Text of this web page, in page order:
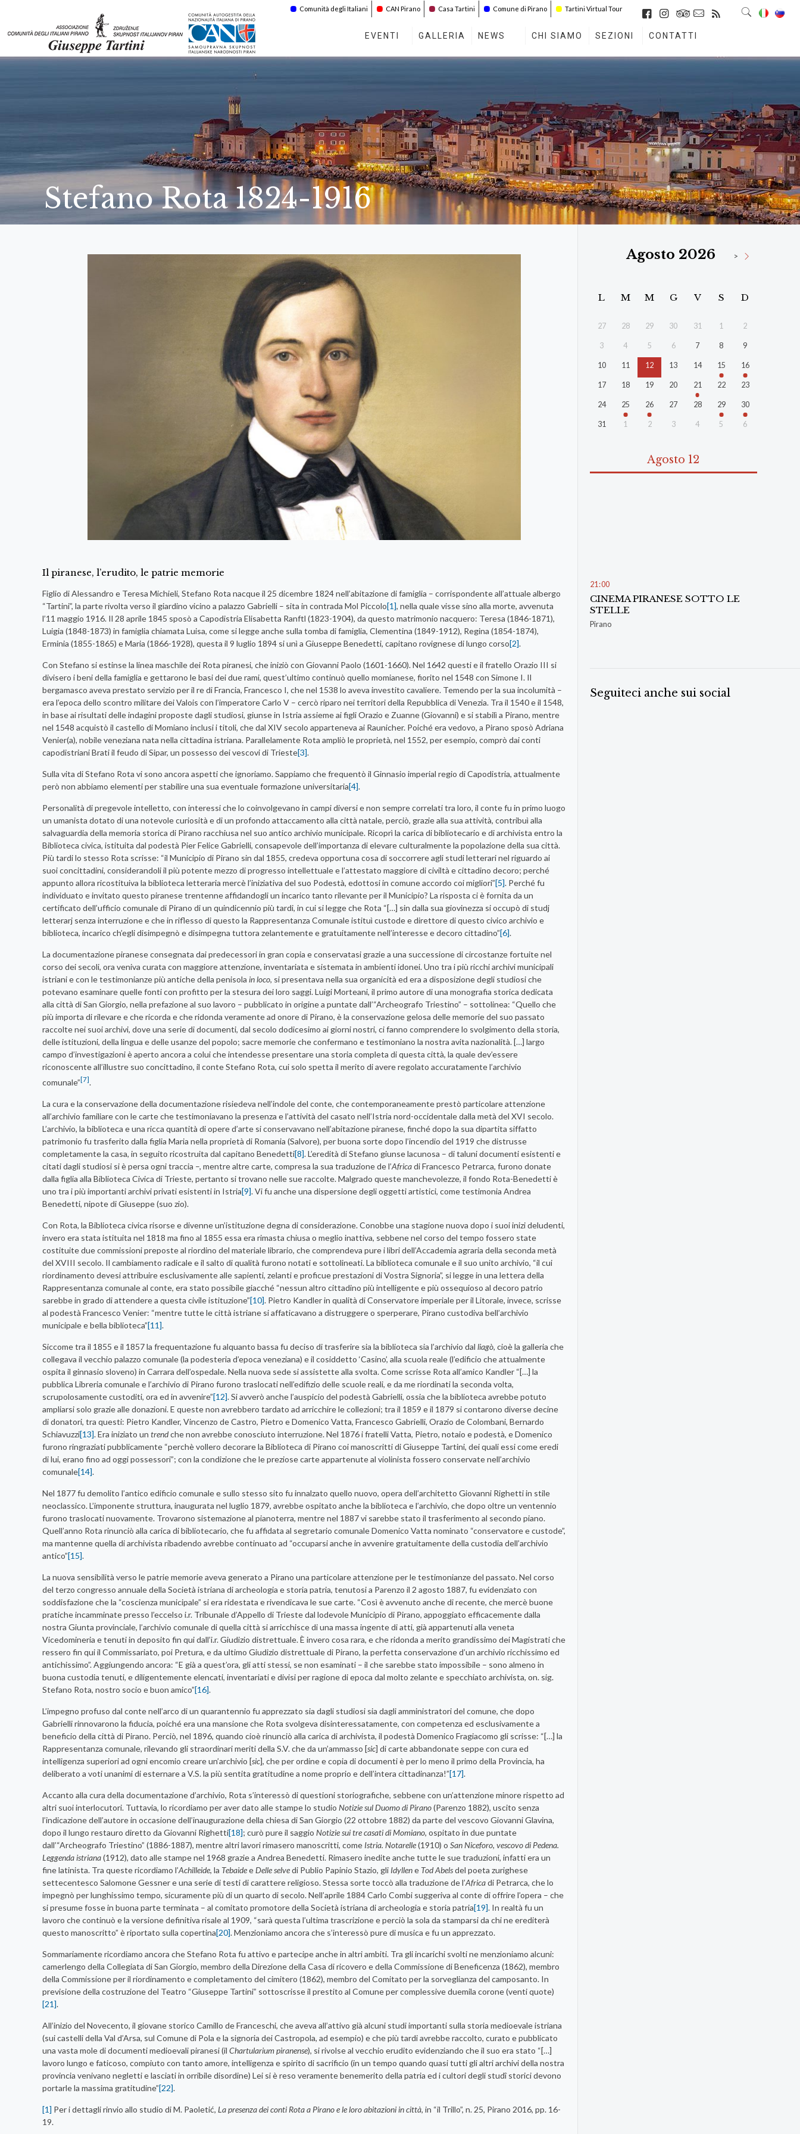
Comunità degli Italiani CAN Pirano Casa Tartini Comune di Pirano Tartini Virtual Tour
EVENTI GALLERIA NEWS CHI SIAMO SEZIONI CONTATTI
Stefano Rota 1824-1916
Il piranese, l’erudito, le patrie memorie
Figlio di Alessandro e Teresa Michieli, Stefano Rota nacque il 25 dicembre 1824 nell’abitazione di famiglia – corrispondente all’attuale albergo
“Tartini”, la parte rivolta verso il giardino vicino a palazzo Gabrielli – sita in contrada Mol Piccolo[1], nella quale visse sino alla morte, avvenuta
l’11 maggio 1916. Il 28 aprile 1845 sposò a Capodistria Elisabetta Ranftl (1823-1904), da questo matrimonio nacquero: Teresa (1846-1871),
Luigia (1848-1873) in famiglia chiamata Luisa, come si legge anche sulla tomba di famiglia, Clementina (1849-1912), Regina (1854-1874),
Erminia (1855-1865) e Maria (1866-1928), questa il 9 luglio 1894 si unì a Giuseppe Benedetti, capitano rovignese di lungo corso[2].
Con Stefano si estinse la linea maschile dei Rota piranesi, che iniziò con Giovanni Paolo (1601-1660). Nel 1642 questi e il fratello Orazio III si
divisero i beni della famiglia e gettarono le basi dei due rami, quest’ultimo continuò quello momianese, fiorito nel 1548 con Simone I. Il
bergamasco aveva prestato servizio per il re di Francia, Francesco I, che nel 1538 lo aveva investito cavaliere. Temendo per la sua incolumità –
era l’epoca dello scontro militare dei Valois con l’imperatore Carlo V – cercò riparo nei territori della Repubblica di Venezia. Tra il 1540 e il 1548,
in base ai risultati delle indagini proposte dagli studiosi, giunse in Istria assieme ai figli Orazio e Zuanne (Giovanni) e si stabilì a Pirano, mentre
nel 1548 acquistò il castello di Momiano inclusi i titoli, che dal XIV secolo apparteneva ai Raunicher. Poiché era vedovo, a Pirano sposò Adriana
Venier(a), nobile veneziana nata nella cittadina istriana. Parallelamente Rota ampliò le proprietà, nel 1552, per esempio, comprò dai conti
capodistriani Brati il feudo di Sipar, un possesso dei vescovi di Trieste[3].
Sulla vita di Stefano Rota vi sono ancora aspetti che ignoriamo. Sappiamo che frequentò il Ginnasio imperial regio di Capodistria, attualmente
però non abbiamo elementi per stabilire una sua eventuale formazione universitaria[4].
Personalità di pregevole intelletto, con interessi che lo coinvolgevano in campi diversi e non sempre correlati tra loro, il conte fu in primo luogo
un umanista dotato di una notevole curiosità e di un profondo attaccamento alla città natale, perciò, grazie alla sua attività, contribuì alla
salvaguardia della memoria storica di Pirano racchiusa nel suo antico archivio municipale. Ricoprì la carica di bibliotecario e di archivista entro la
Biblioteca civica, istituita dal podestà Pier Felice Gabrielli, consapevole dell’importanza di elevare culturalmente la popolazione della sua città.
Più tardi lo stesso Rota scrisse: “il Municipio di Pirano sin dal 1855, credeva opportuna cosa di soccorrere agli studi letterari nel riguardo ai
suoi concittadini, considerandoli il più potente mezzo di progresso intellettuale e l’attestato maggiore di civiltà e cittadino decoro; perché
appunto allora ricostituiva la biblioteca letteraria mercè l’iniziativa del suo Podestà, edottosi in comune accordo coi migliori”[5]. Perché fu
individuato e invitato questo piranese trentenne affidandogli un incarico tanto rilevante per il Municipio? La risposta ci è fornita da un
certificato dell’ufficio comunale di Pirano di un quindicennio più tardi, in cui si legge che Rota “[…] sin dalla sua giovinezza si occupò di studj
letterarj senza interruzione e che in riflesso di questo la Rappresentanza Comunale istituì custode e direttore di questo civico archivio e
biblioteca, incarico ch’egli disimpegnò e disimpegna tuttora zelantemente e gratuitamente nell’interesse e decoro cittadino”[6].
La documentazione piranese consegnata dai predecessori in gran copia e conservatasi grazie a una successione di circostanze fortuite nel
corso dei secoli, ora veniva curata con maggiore attenzione, inventariata e sistemata in ambienti idonei. Uno tra i più ricchi archivi municipali
istriani e con le testimonianze più antiche della penisola in loco, si presentava nella sua organicità ed era a disposizione degli studiosi che
potevano esaminare quelle fonti con profitto per la stesura dei loro saggi. Luigi Morteani, il primo autore di una monografia storica dedicata
alla città di San Giorgio, nella prefazione al suo lavoro – pubblicato in origine a puntate dall’“Archeografo Triestino” – sottolinea: “Quello che
più importa di rilevare e che ricorda e che ridonda veramente ad onore di Pirano, è la conservazione gelosa delle memorie del suo passato
raccolte nei suoi archivi, dove una serie di documenti, dal secolo dodicesimo ai giorni nostri, ci fanno comprendere lo svolgimento della storia,
delle istituzioni, della lingua e delle usanze del popolo; sacre memorie che confermano e testimoniano la nostra avita nazionalità. […] largo
campo d’investigazioni è aperto ancora a colui che intendesse presentare una storia completa di questa città, la quale dev’essere
riconoscente all’illustre suo concittadino, il conte Stefano Rota, cui solo spetta il merito di avere regolato accuratamente l’archivio
comunale”[7].
La cura e la conservazione della documentazione risiedeva nell’indole del conte, che contemporaneamente prestò particolare attenzione
all’archivio familiare con le carte che testimoniavano la presenza e l’attività del casato nell’Istria nord-occidentale dalla metà del XVI secolo.
L’archivio, la biblioteca e una ricca quantità di opere d’arte si conservavano nell’abitazione piranese, finché dopo la sua dipartita siffatto
patrimonio fu trasferito dalla figlia Maria nella proprietà di Romania (Salvore), per buona sorte dopo l’incendio del 1919 che distrusse
completamente la casa, in seguito ricostruita dal capitano Benedetti[8]. L’eredità di Stefano giunse lacunosa – di taluni documenti esistenti e
citati dagli studiosi si è persa ogni traccia –, mentre altre carte, compresa la sua traduzione de l’Africadi Francesco Petrarca, furono donate
dalla figlia alla Biblioteca Civica di Trieste, pertanto si trovano nelle sue raccolte. Malgrado queste manchevolezze, il fondo Rota-Benedetti è
uno tra i più importanti archivi privati esistenti in Istria[9]. Vi fu anche una dispersione degli oggetti artistici, come testimonia Andrea
Benedetti, nipote di Giuseppe (suo zio).
Con Rota, la Biblioteca civica risorse e divenne un’istituzione degna di considerazione. Conobbe una stagione nuova dopo i suoi inizi deludenti,
invero era stata istituita nel 1818 ma fino al 1855 essa era rimasta chiusa o meglio inattiva, sebbene nel corso del tempo fossero state
costituite due commissioni preposte al riordino del materiale librario, che comprendeva pure i libri dell’Accademia agraria della seconda metà
del XVIII secolo. Il cambiamento radicale e il salto di qualità furono notati e sottolineati. La biblioteca comunale e il suo unito archivio, “il cui
riordinamento devesi attribuire esclusivamente alle sapienti, zelanti e proficue prestazioni di Vostra Signoria”, si legge in una lettera della
Rappresentanza comunale al conte, era stato possibile giacché “nessun altro cittadino più intelligente e più ossequioso al decoro patrio
sarebbe in grado di attendere a questa civile istituzione”[10]. Pietro Kandler in qualità di Conservatore imperiale per il Litorale, invece, scrisse
al podestà Francesco Venier: “mentre tutte le città istriane si affaticavano a distruggere o sperperare, Pirano custodiva bell’archivio
municipale e bella biblioteca”[11].
Siccome tra il 1855 e il 1857 la frequentazione fu alquanto bassa fu deciso di trasferire sia la biblioteca sia l’archivio dal liagò, cioè la galleria che
collegava il vecchio palazzo comunale (la podesteria d’epoca veneziana) e il cosiddetto ‘Casino’, alla scuola reale (l’edificio che attualmente
ospita il ginnasio sloveno) in Carrara dell’ospedale. Nella nuova sede si assistette alla svolta. Come scrisse Rota all’amico Kandler “[…] la
pubblica Libreria comunale e l’archivio di Pirano furono traslocati nell’edifizio delle scuole reali, e da me riordinati la seconda volta,
scrupolosamente custoditi, ora ed in avvenire”[12]. Si avverò anche l’auspicio del podestà Gabrielli, ossia che la biblioteca avrebbe potuto
ampliarsi solo grazie alle donazioni. E queste non avrebbero tardato ad arricchire le collezioni; tra il 1859 e il 1879 si contarono diverse decine
di donatori, tra questi: Pietro Kandler, Vincenzo de Castro, Pietro e Domenico Vatta, Francesco Gabrielli, Orazio de Colombani, Bernardo
Schiavuzzi[13]. Era iniziato un trendche non avrebbe conosciuto interruzione. Nel 1876 i fratelli Vatta, Pietro, notaio e podestà, e Domenico
furono ringraziati pubblicamente “perchè vollero decorare la Biblioteca di Pirano coi manoscritti di Giuseppe Tartini, dei quali essi come eredi
di lui, erano fino ad oggi possessori”; con la condizione che le preziose carte appartenute al violinista fossero conservate nell’archivio
comunale[14].
Nel 1877 fu demolito l’antico edificio comunale e sullo stesso sito fu innalzato quello nuovo, opera dell’architetto Giovanni Righetti in stile
neoclassico. L’imponente struttura, inaugurata nel luglio 1879, avrebbe ospitato anche la biblioteca e l’archivio, che dopo oltre un ventennio
furono traslocati nuovamente. Trovarono sistemazione al pianoterra, mentre nel 1887 vi sarebbe stato il trasferimento al secondo piano.
Quell’anno Rota rinunciò alla carica di bibliotecario, che fu affidata al segretario comunale Domenico Vatta nominato “conservatore e custode”,
ma mantenne quella di archivista ribadendo avrebbe continuato ad “occuparsi anche in avvenire gratuitamente della custodia dell’archivio
antico”[15].
La nuova sensibilità verso le patrie memorie aveva generato a Pirano una particolare attenzione per le testimonianze del passato. Nel corso
del terzo congresso annuale della Società istriana di archeologia e storia patria, tenutosi a Parenzo il 2 agosto 1887, fu evidenziato con
soddisfazione che la “coscienza municipale” si era ridestata e rivendicava le sue carte. “Così è avvenuto anche di recente, che mercè buone
pratiche incamminate presso l’eccelso i.r. Tribunale d’Appello di Trieste dal lodevole Municipio di Pirano, appoggiato efficacemente dalla
nostra Giunta provinciale, l’archivio comunale di quella città si arricchisce di una massa ingente di atti, già appartenuti alla veneta
Vicedomineria e tenuti in deposito fin qui dall’i.r. Giudizio distrettuale. È invero cosa rara, e che ridonda a merito grandissimo dei Magistrati che
ressero fin qui il Commissariato, poi Pretura, e da ultimo Giudizio distrettuale di Pirano, la perfetta conservazione d’un archivio ricchissimo ed
antichissimo”. Aggiungendo ancora: “E già a quest’ora, gli atti stessi, se non esaminati – il che sarebbe stato impossibile – sono almeno in
buona custodia tenuti, e diligentemente elencati, inventariati e divisi per ragione di epoca dal molto zelante e specchiato archivista, on. sig.
Stefano Rota, nostro socio e buon amico”[16].
L’impegno profuso dal conte nell’arco di un quarantennio fu apprezzato sia dagli studiosi sia dagli amministratori del comune, che dopo
Gabrielli rinnovarono la fiducia, poiché era una mansione che Rota svolgeva disinteressatamente, con competenza ed esclusivamente a
beneficio della città di Pirano. Perciò, nel 1896, quando cioè rinunciò alla carica di archivista, il podestà Domenico Fragiacomo gli scrisse: “[…] la
Rappresentanza comunale, rilevando gli straordinari meriti della S.V. che da un’ammasso [sic] di carte abbandonate seppe con cura ed
intelligenza superiori ad ogni encomio creare un’archivio [sic], che per ordine e copia di documenti è per lo meno il primo della Provincia, ha
deliberato a voti unanimi di esternare a V.S. la più sentita gratitudine a nome proprio e dell’intera cittadinanza!”[17].
Accanto alla cura della documentazione d’archivio, Rota s’interessò di questioni storiografiche, sebbene con un’attenzione minore rispetto ad
altri suoi interlocutori. Tuttavia, lo ricordiamo per aver dato alle stampe lo studio Notizie sul Duomo di Pirano(Parenzo 1882), uscito senza
l’indicazione dell’autore in occasione dell’inaugurazione della chiesa di San Giorgio (22 ottobre 1882) da parte del vescovo Giovanni Glavina,
dopo il lungo restauro diretto da Giovanni Righetti[18]; curò pure il saggio Notizie sui tre casati di Momiano, ospitato in due puntate
dall’“Archeografo Triestino” (1886-1887), mentre altri lavori rimasero manoscritti, come Istria. Notarelle(1910) o San Niceforo, vescovo di Pedena.
Leggenda istriana(1912), dato alle stampe nel 1968 grazie a Andrea Benedetti. Rimasero inedite anche tutte le sue traduzioni, infatti era un
fine latinista. Tra queste ricordiamo l’Achilleide, la TebaideeDelle selvedi Publio Papinio Stazio, gli Idyllene Tod Abelsdel poeta zurighese
settecentesco Salomone Gessner e una serie di testi di carattere religioso. Stessa sorte toccò alla traduzione de l’Africadi Petrarca, che lo
impegnò per lunghissimo tempo, sicuramente più di un quarto di secolo. Nell’aprile 1884 Carlo Combi suggeriva al conte di offrire l’opera – che
si presume fosse in buona parte terminata – al comitato promotore della Società istriana di archeologia e storia patria[19]. In realtà fu un
lavoro che continuò e la versione definitiva risale al 1909, “sarà questa l’ultima trascrizione e perciò la sola da stamparsi da chi ne erediterà
questo manoscritto” è riportato sulla copertina[20]. Menzioniamo ancora che s’interessò pure di musica e fu un apprezzato.
Sommariamente ricordiamo ancora che Stefano Rota fu attivo e partecipe anche in altri ambiti. Tra gli incarichi svolti ne menzioniamo alcuni:
camerlengo della Collegiata di San Giorgio, membro della Direzione della Casa di ricovero e della Commissione di Beneficenza (1862), membro
della Commissione per il riordinamento e completamento del cimitero (1862), membro del Comitato per la sorveglianza del camposanto. In
previsione della costruzione del Teatro “Giuseppe Tartini” sottoscrisse il prestito al Comune per complessive duemila corone (venti quote)
[21].
All’inizio del Novecento, il giovane storico Camillo de Franceschi, che aveva all’attivo già alcuni studi importanti sulla storia medioevale istriana
(sui castelli della Val d’Arsa, sul Comune di Pola e la signoria dei Castropola, ad esempio) e che più tardi avrebbe raccolto, curato e pubblicato
una vasta mole di documenti medioevali piranesi (il Chartularium piranense), si rivolse al vecchio erudito evidenziando che il suo era stato “[…]
lavoro lungo e faticoso, compiuto con tanto amore, intelligenza e spirito di sacrificio (in un tempo quando quasi tutti gli altri archivi della nostra
provincia venivano negletti e lasciati in orribile disordine) Lei si è reso veramente benemerito della patria ed i cultori degli studî storici devono
portarle la massima gratitudine”[22].
[1] Per i dettagli rinvio allo studio di M. Paoletić, La presenza dei conti Rota a Pirano e le loro abitazioni in città, in “il Trillo”, n. 25, Pirano 2016, pp. 16-
19.
Agosto 2026 >
L M M G V S D
27 28 29 30 31 1 2
3 4 5 6 7 8 9
10 11 12 13 14 15 16
17 18 19 20 21 22 23
24 25 26 27 28 29 30
31 1 2 3 4 5 6
Agosto 12
21:00
CINEMA PIRANESE SOTTO LE
STELLE
Pirano
Seguiteci anche sui social